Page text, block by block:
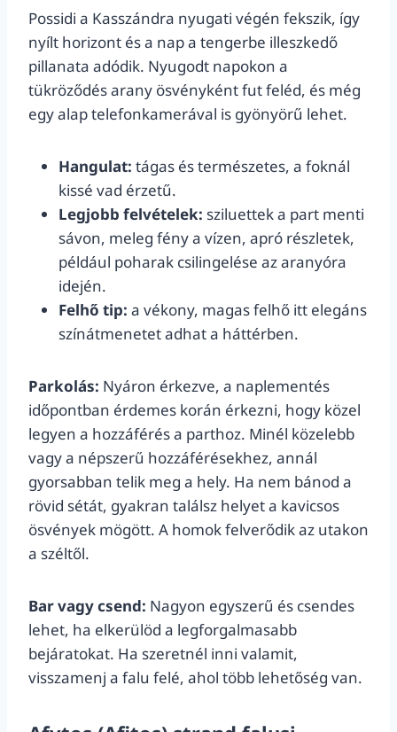
Possidi a Kasszándra nyugati végén fekszik, így
nyílt horizont és a nap a tengerbe illeszkedő
pillanata adódik. Nyugodt napokon a
tükröződés arany ösvényként fut feléd, és még
egy alap telefonkamerával is gyönyörű lehet.
Hangulat: tágas és természetes, a foknál
kissé vad érzetű.
Legjobb felvételek: sziluettek a part menti
sávon, meleg fény a vízen, apró részletek,
például poharak csilingelése az aranyóra
idején.
Felhő tip: a vékony, magas felhő itt elegáns
színátmenetet adhat a háttérben.
Parkolás: Nyáron érkezve, a naplementés
időpontban érdemes korán érkezni, hogy közel
legyen a hozzáférés a parthoz. Minél közelebb
vagy a népszerű hozzáférésekhez, annál
gyorsabban telik meg a hely. Ha nem bánod a
rövid sétát, gyakran találsz helyet a kavicsos
ösvények mögött. A homok felverődik az utakon
a széltől.
Bar vagy csend: Nagyon egyszerű és csendes
lehet, ha elkerülöd a legforgalmasabb
bejáratokat. Ha szeretnél inni valamit,
visszamenj a falu felé, ahol több lehetőség van.